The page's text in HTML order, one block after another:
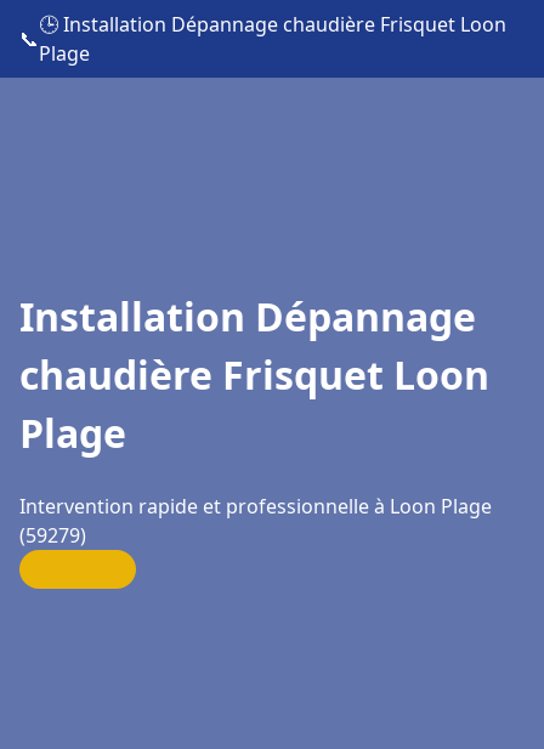
📞
🕒 Installation Dépannage chaudière Frisquet Loon
Plage
Installation Dépannage
chaudière Frisquet Loon
Plage
Intervention rapide et professionnelle à Loon Plage
(59279)